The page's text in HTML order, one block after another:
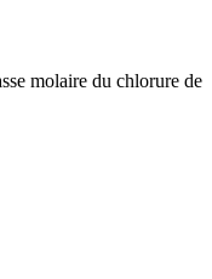
molaire du chlorure de